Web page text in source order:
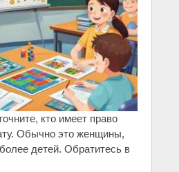
кто имеет право
Обычно это женщины,
детей. Обратитесь в